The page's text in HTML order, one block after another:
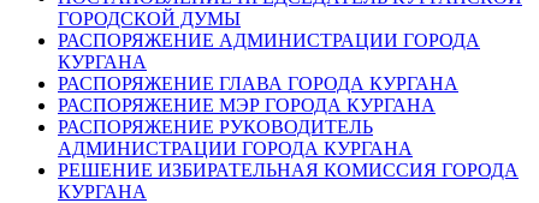
ГОРОДСКОЙ ДУМЫ
РАСПОРЯЖЕНИЕ АДМИНИСТРАЦИИ ГОРОДА
КУРГАНА
РАСПОРЯЖЕНИЕ ГЛАВА ГОРОДА КУРГАНА
РАСПОРЯЖЕНИЕ МЭР ГОРОДА КУРГАНА
РАСПОРЯЖЕНИЕ РУКОВОДИТЕЛЬ
АДМИНИСТРАЦИИ ГОРОДА КУРГАНА
РЕШЕНИЕ ИЗБИРАТЕЛЬНАЯ КОМИССИЯ ГОРОДА
КУРГАНА